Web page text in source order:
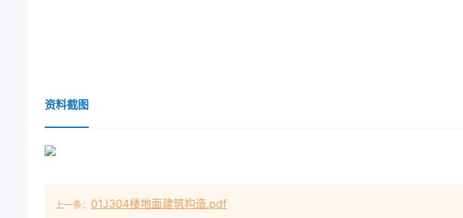
资料截图
上一条： 01J304楼地面建筑构造.pdf